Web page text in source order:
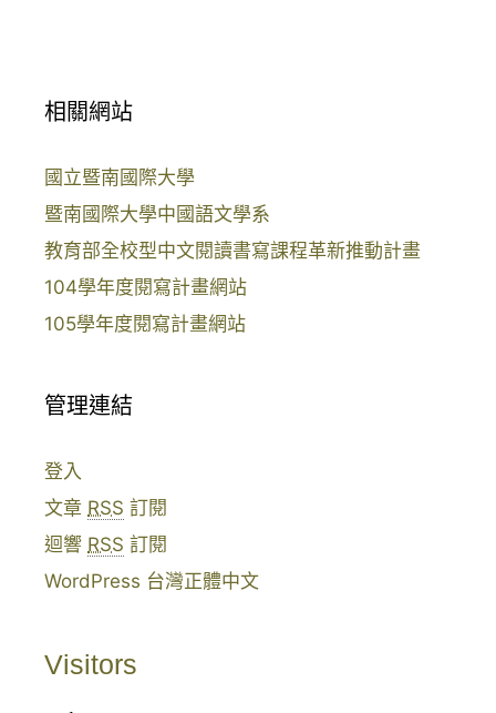
相關網站
國立暨南國際大學
暨南國際大學中國語文學系
教育部全校型中文閱讀書寫課程革新推動計畫
104學年度閱寫計畫網站
105學年度閱寫計畫網站
管理連結
登入
文章 RSS 訂閱
迴響 RSS 訂閱
WordPress 台灣正體中文
Visitors